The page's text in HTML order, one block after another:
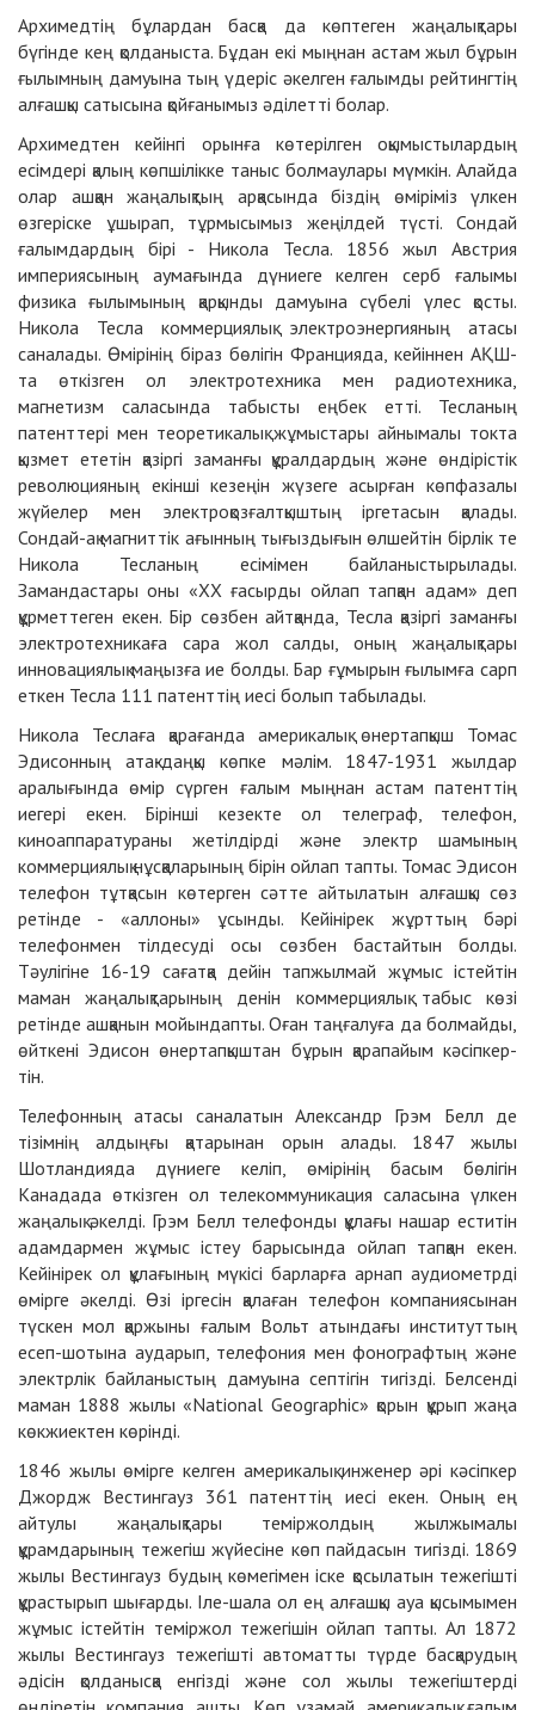
Архимедтің бұлардан басқа да көптеген жаңалықтары
бүгінде кең қолданыста. Бұдан екі мыңнан астам жыл бұрын
ғылымның дамуына тың үдеріс әкелген ғалымды рейтингтің
алғашқы сатысына қойғанымыз әділетті болар.
Архимедтен кейінгі орынға көтерілген оқымыстылардың
есімдері қалың көпшілікке таныс болмаулары мүмкін. Алайда
олар ашқан жаңалықтың арқасында біздің өміріміз үлкен
өзгеріске ұшырап, тұрмысымыз жеңілдей түсті. Сондай
ғалымдардың бірі - Никола Тесла. 1856 жыл Австрия
империясының аумағында дүниеге келген серб ғалымы
физика ғылымының қарқынды дамуына сүбелі үлес қосты.
Никола Тесла коммерциялық электроэнергияның атасы
саналады. Өмірінің біраз бөлігін Францияда, кейіннен АҚШ-
та өткізген ол электротехника мен радиотехника,
магнетизм саласында табысты еңбек етті. Тесланың
патенттері мен теоретикалық жұмыстары айнымалы токта
қызмет ететін қазіргі заманғы құралдардың және өндірістік
революцияның екінші кезеңін жүзеге асырған көпфазалы
жүйелер мен электроқозғалтқыштың іргетасын қалады.
Сондай-ақ магниттік ағынның тығыздығын өлшейтін бірлік те
Никола Тесланың есімімен байланыстырылады.
Замандастары оны «ХХ ғасырды ойлап тапқан адам» деп
құрметтеген екен. Бір сөзбен айтқанда, Тесла қазіргі заманғы
электротехникаға сара жол салды, оның жаңалықтары
инновациялық маңызға ие болды. Бар ғұмырын ғылымға сарп
еткен Тесла 111 патенттің иесі болып табылады.
Никола Теслаға қарағанда америкалық өнертапқыш Томас
Эдисонның атақ-даңқы көпке мәлім. 1847-1931 жылдар
аралығында өмір сүрген ғалым мыңнан астам патенттің
иегері екен. Бірінші кезекте ол телеграф, телефон,
киноаппаратураны жетілдірді және электр шамының
коммерциялық нұсқаларының бірін ойлап тапты. Томас Эдисон
телефон тұтқасын көтерген сәтте айтылатын алғашқы сөз
ретінде - «аллоны» ұсынды. Кейінірек жұрттың бәрі
телефонмен тілдесуді осы сөзбен бастайтын болды.
Тәулігіне 16-19 сағатқа дейін тапжылмай жұмыс істейтін
маман жаңалықтарының денін коммерциялық табыс көзі
ретінде ашқанын мойындапты. Оған таңғалуға да болмайды,
өйткені Эдисон өнертапқыштан бұрын қарапайым кәсіпкер-
тін.
Телефонның атасы саналатын Александр Грэм Белл де
тізімнің алдыңғы қатарынан орын алады. 1847 жылы
Шотландияда дүниеге келіп, өмірінің басым бөлігін
Канадада өткізген ол телекоммуникация саласына үлкен
жаңалық әкелді. Грэм Белл те­лефонды құлағы нашар еститін
адамдармен жұмыс істеу барысында ойлап тапқан екен.
Кейінірек ол құлағының мүкісі барларға арнап аудиометрді
өмірге әкелді. Өзі іргесін қалаған телефон компаниясынан
түскен мол қаржыны ғалым Вольт атындағы инс­титуттың
есеп-шотына аударып, телефония мен фонографтың және
электрлік байланыстың дамуына септігін тигізді. Белсенді
маман 1888 жылы «National Geographic» қорын құрып жаңа
көкжиектен көрінді.
1846 жылы өмірге келген америкалық инженер әрі кәсіпкер
Джордж Вестингауз 361 патенттің иесі екен. Оның ең
айтулы жаңалықтары теміржолдың жылжымалы
құрамдарының тежегіш жүйесіне көп пайдасын тигізді. 1869
жылы Вестингауз будың көмегімен іске қосылатын тежегішті
құрастырып шығарды. Іле-шала ол ең алғашқы ауа қысымымен
жұмыс істейтін теміржол тежегішін ойлап тапты. Ал 1872
жылы Вестингауз тежегішті автоматты түрде басқарудың
әдісін қолданысқа енгізді және сол жылы тежегіштерді